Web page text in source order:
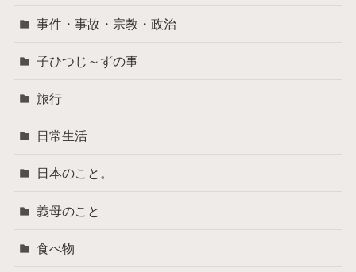
事件・事故・宗教・政治
子ひつじ～ずの事
旅行
日常生活
日本のこと。
義母のこと
食べ物